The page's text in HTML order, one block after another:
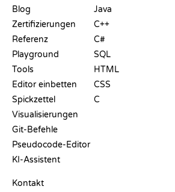
Blog
Zertifizierungen
Referenz
Playground
Tools
Editor einbetten
Spickzettel
Visualisierungen
Git-Befehle
Pseudocode-Editor
KI-Assistent
Kontakt
Java
C++
C#
SQL
HTML
CSS
C